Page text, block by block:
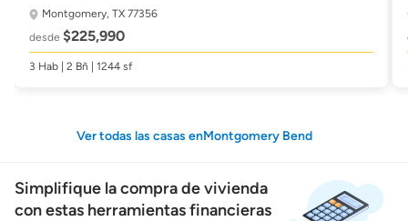
Montgomery, TX 77356
desde $225,990
3 Hab | 2 Bñ | 1244 sf
Ver todas las casas enMontgomery Bend
Simplifique la compra de vivienda
con estas herramientas financieras